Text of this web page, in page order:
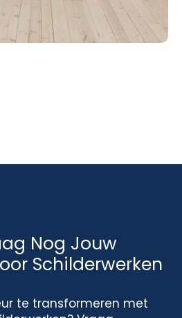
Nog Jouw
Schilderwerken
te transformeren met